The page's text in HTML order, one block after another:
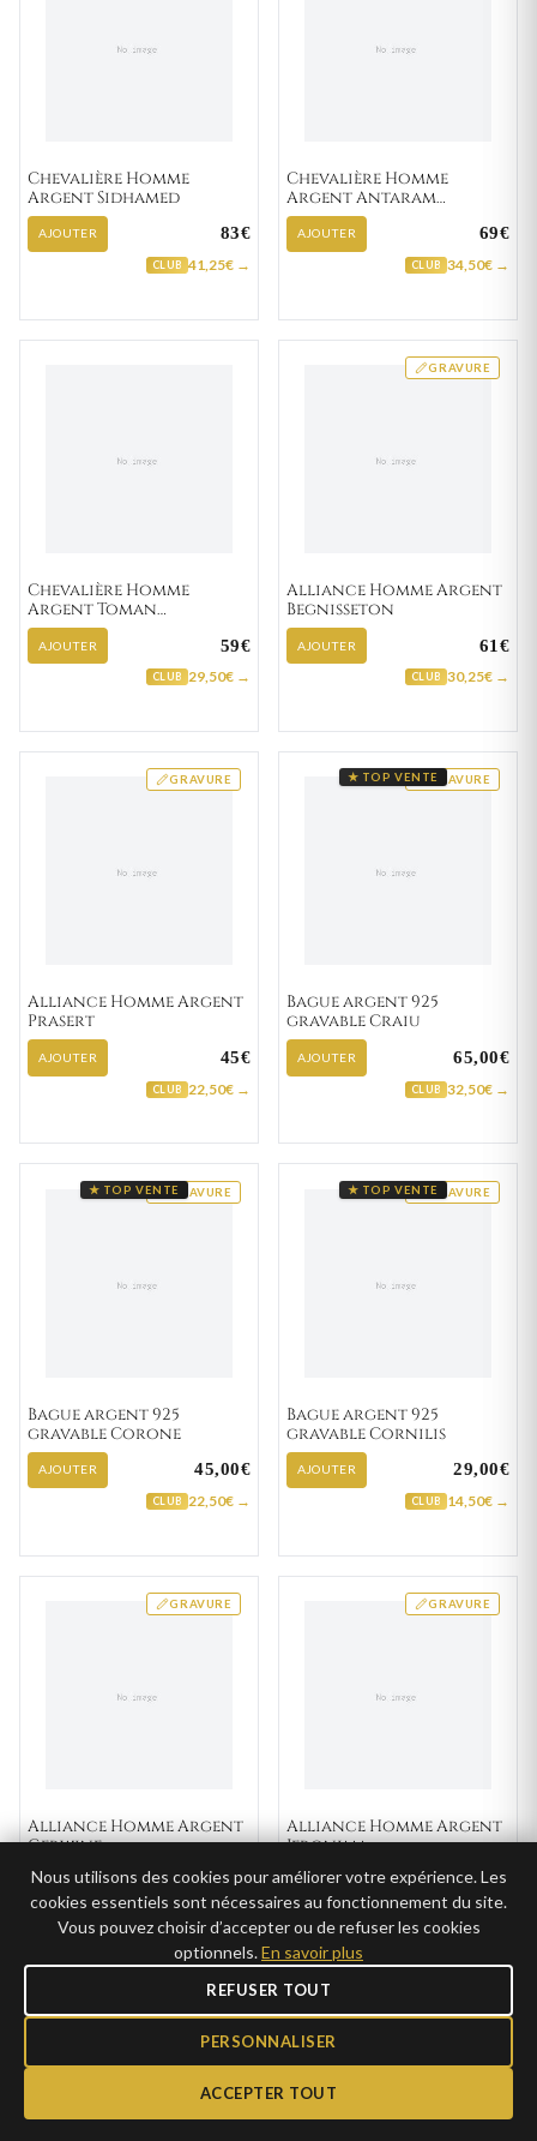
Chevalière Homme
Argent Sidhamed
AJOUTER 83€
CLUB 41,25€ →
Chevalière Homme
Argent Antaram
Zirconium
AJOUTER 69€
CLUB 34,50€ →
Chevalière Homme
Argent Toman
Zirconium
AJOUTER 59€
CLUB 29,50€ →
GRAVURE
Alliance Homme Argent
Begnisseton
AJOUTER 61€
CLUB 30,25€ →
GRAVURE
Alliance Homme Argent
Prasert
AJOUTER 45€
CLUB 22,50€ →
GRAVURE
★ TOP VENTE
Bague argent 925
gravable Craiu
AJOUTER 65,00€
CLUB 32,50€ →
GRAVURE
★ TOP VENTE
Bague argent 925
gravable Corone
AJOUTER 45,00€
CLUB 22,50€ →
GRAVURE
★ TOP VENTE
Bague argent 925
gravable Cornilis
AJOUTER 29,00€
CLUB 14,50€ →
GRAVURE
Alliance Homme Argent
Gerwine
AJOUTER 39€
19,50€ →
GRAVURE
Alliance Homme Argent
Jeronima
AJOUTER 39€
19,50€ →
GRAVURE GRAVURE
Nous utilisons des cookies pour améliorer votre expérience. Les
cookies essentiels sont nécessaires au fonctionnement du site.
Vous pouvez choisir d’accepter ou de refuser les cookies
optionnels.En savoir plus
REFUSER TOUT
PERSONNALISER
ACCEPTER TOUT